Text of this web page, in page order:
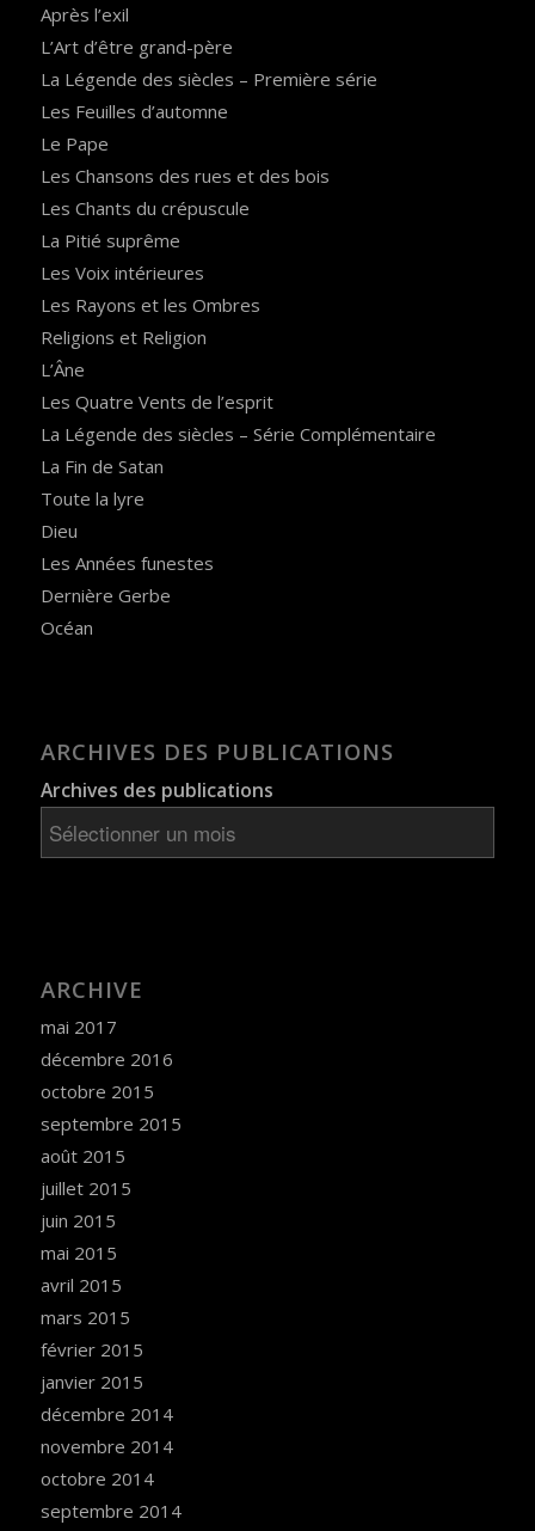
Après l’exil
L’Art d’être grand-père
La Légende des siècles – Première série
Les Feuilles d’automne
Le Pape
Les Chansons des rues et des bois
Les Chants du crépuscule
La Pitié suprême
Les Voix intérieures
Les Rayons et les Ombres
Religions et Religion
L’Âne
Les Quatre Vents de l’esprit
La Légende des siècles – Série Complémentaire
La Fin de Satan
Toute la lyre
Dieu
Les Années funestes
Dernière Gerbe
Océan
ARCHIVES DES PUBLICATIONS
Archives des publications
ARCHIVE
mai 2017
décembre 2016
octobre 2015
septembre 2015
août 2015
juillet 2015
juin 2015
mai 2015
avril 2015
mars 2015
février 2015
janvier 2015
décembre 2014
novembre 2014
octobre 2014
septembre 2014